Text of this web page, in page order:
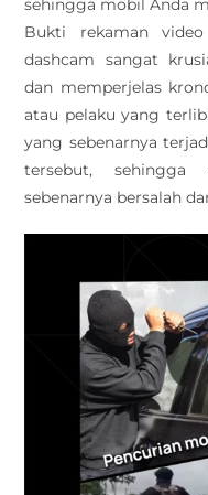
sehingga mobil Anda
Bukti rekaman
dashcam sangat
dan memperjelas
atau pelaku yang
yang sebenarnya
tersebut,
sebenarnya bersalah